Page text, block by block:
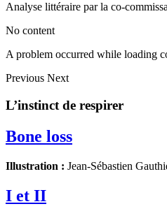
Analyse littéraire par la co-
No content
A problem occurred while loading
Previous Next
L’instinct de respirer
Bone loss
Illustration : Jean-Sébastien
I et II